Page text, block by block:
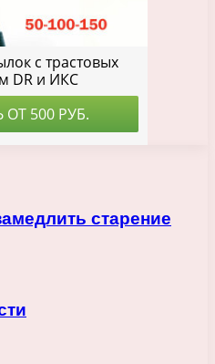
старение